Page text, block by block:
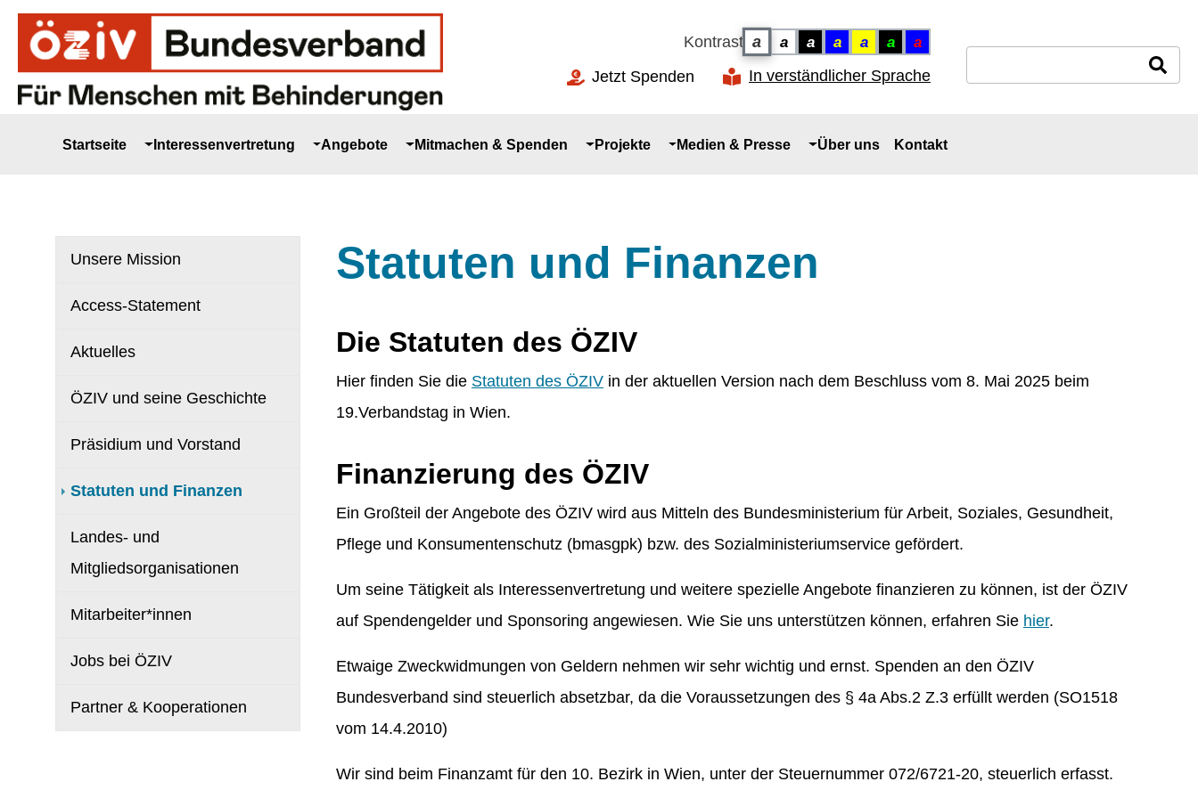
Zur Hauptnavigation springen
Zum Hauptinhalt springen
Zur Fußzeile springen
Kontrast a
Kontrast: Normal
a
Kontrast: Schwarz auf Weiss
a
Kontrast: Weiss auf Schwarz
a
Kontrast: Gelb auf Blau
a
Kontrast: Blau auf Gelb
a
Kontrast: Grün auf Schwarz
a
Kontrast: Rot auf Blau
Jetzt Spenden In verständlicher Sprache
Startseite Interessenvertretung Angebote Mitmachen & Spenden Projekte Medien & Presse Über uns Kontakt
Unsere Mission
Access-Statement
Aktuelles
ÖZIV und seine Geschichte
Präsidium und Vorstand
Statuten und Finanzen
Landes- und
Mitgliedsorganisationen
Mitarbeiter*innen
Jobs bei ÖZIV
Partner & Kooperationen
Statuten und Finanzen
Die Statuten des ÖZIV
Hier finden Sie die Statuten des ÖZIV in der aktuellen Version nach dem Beschluss vom 8. Mai 2025 beim
19.Verbandstag in Wien.
Finanzierung des ÖZIV
Ein Großteil der Angebote des ÖZIV wird aus Mitteln des Bundesministerium für Arbeit, Soziales, Gesundheit,
Pflege und Konsumentenschutz (bmasgpk) bzw. des Sozialministeriumservice gefördert.
Um seine Tätigkeit als Interessenvertretung und weitere spezielle Angebote finanzieren zu können, ist der ÖZIV
auf Spendengelder und Sponsoring angewiesen. Wie Sie uns unterstützen können, erfahren Sie hier.
Etwaige Zweckwidmungen von Geldern nehmen wir sehr wichtig und ernst. Spenden an den ÖZIV
Bundesverband sind steuerlich absetzbar, da die Voraussetzungen des § 4a Abs.2 Z.3 erfüllt werden (SO1518
vom 14.4.2010)
Wir sind beim Finanzamt für den 10. Bezirk in Wien, unter der Steuernummer 072/6721-20, steuerlich erfasst.